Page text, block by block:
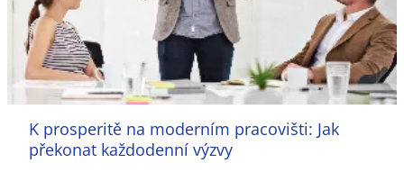
K prosperitě na moderním pracovišti: Jak
překonat každodenní výzvy